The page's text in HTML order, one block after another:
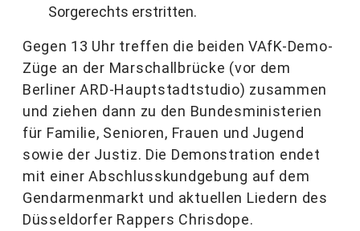
Sorgerechts erstritten.
Gegen 13 Uhr treffen die beiden VAfK-Demo-
Züge an der Marschallbrücke (vor dem
Berliner ARD-Hauptstadtstudio) zusammen
und ziehen dann zu den Bundesministerien
für Familie, Senioren, Frauen und Jugend
sowie der Justiz. Die Demonstration endet
mit einer Abschlusskundgebung auf dem
Gendarmenmarkt und aktuellen Liedern des
Düsseldorfer Rappers Chrisdope.